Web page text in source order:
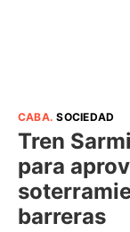
CABA.SOCIEDAD
Tren
para
barreras